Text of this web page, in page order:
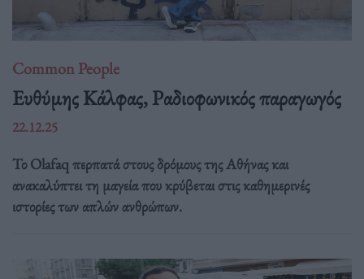
Common People
Ευθύμης Κάλφας, Ραδιοφωνικός παραγωγός
22.12.25
Το Olafaq περπατά στους δρόμους της Αθήνας και
ανακαλύπτει τη μαγεία που κρύβεται στις καθημερινές
ιστορίες των απλών ανθρώπων.